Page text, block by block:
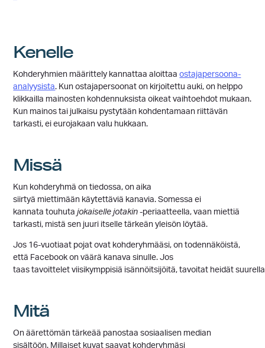
Kenelle
Kohderyhmien määrittely kannattaa aloittaaostajapersoona-
analyysista. Kun ostajapersoonat on kirjoitettu auki, on helppo
klikkailla mainosten kohdennuksista oikeat vaihtoehdot mukaan.
Kun mainos tai julkaisu pystytään kohdentamaan riittävän
tarkasti, ei eurojakaan valu hukkaan.
Missä
Kun kohderyhmä on tiedossa, on aika
siirtyä miettimään käytettäviä kanavia. Somessa ei
kannata touhutajokaisellejotakin -periaatteella, vaan miettiä
tarkasti, mistä sen juuri itselle tärkeän yleisön löytää.
Jos 16-vuotiaat pojat ovat kohderyhmääsi, on todennäköistä,
että Facebook on väärä kanava sinulle. Jos
taas tavoittelet viisikymppisiä isännöitsijöitä, tavoitat heidät
Mitä
On äärettömän tärkeää panostaa sosiaalisen median
sisältöön. Millaiset kuvat saavat kohderyhmäsi